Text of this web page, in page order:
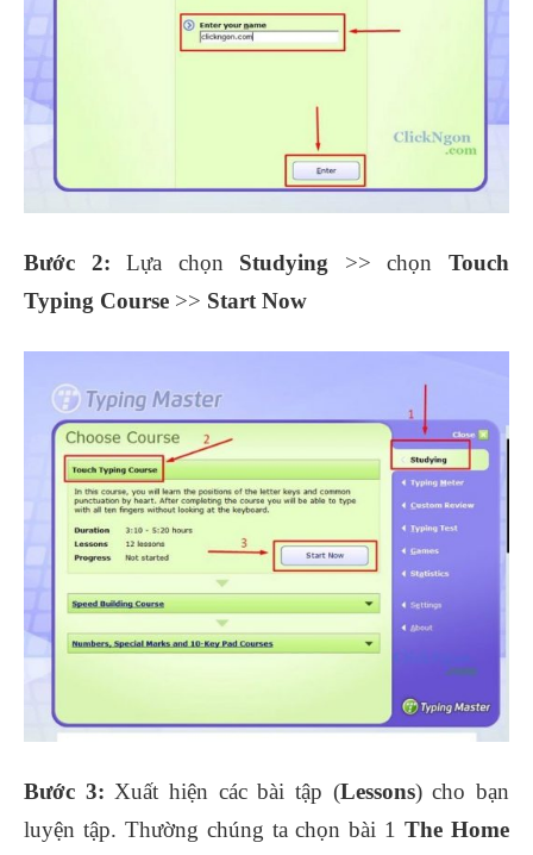
Bước 2: Lựa chọn Studying >> chọnTouch
Typing Course >> Start Now
Bước 3: Xuất hiện các bài tập (Lessons) cho bạn
luyện tập. Thường chúng ta chọn bài 1The Home